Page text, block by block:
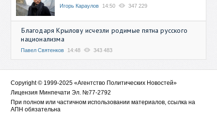
Игорь Караулов 14:50 347 229
Благодаря Крылову исчезли родимые пятна русского
национализма
Павел Святенков 14:48 343 483
Copyright © 1999-2025 «Агентство Политических Новостей»
Лицензия Минпечати Эл. №77-2792
При полном или частичном использовании материалов, ссылка на
АПН обязательна